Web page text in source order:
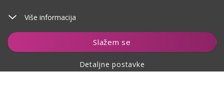
Više informacija
Slažem se
Detaljne postavke